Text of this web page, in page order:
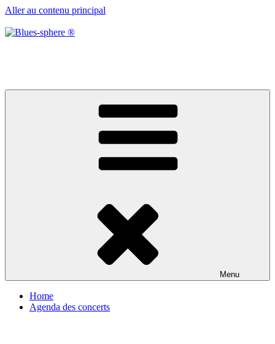
Aller au contenu principal
Menu
Home
Agenda des concerts